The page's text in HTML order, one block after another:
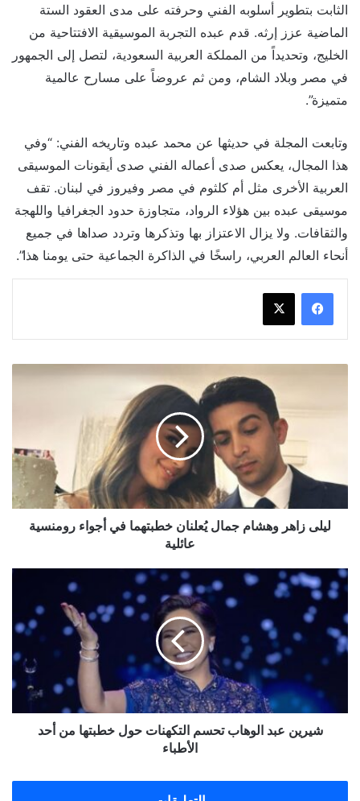
الثابت بتطوير أسلوبه الفني وحرفته على مدى العقود الستة
الماضية عزز إرثه. قدم عبده التجربة الموسيقية الافتتاحية من
الخليج، وتحديداً من المملكة العربية السعودية، لتصل إلى الجمهور
في مصر وبلاد الشام، ومن ثم عروضاً على مسارح عالمية
متميزة”.
وتابعت المجلة في حديثها عن محمد عبده وتاريخه الفني: “وفي
هذا المجال، يعكس صدى أعماله الفني صدى أيقونات الموسيقى
العربية الأخرى مثل أم كلثوم في مصر وفيروز في لبنان. تقف
موسيقى عبده بين هؤلاء الرواد، متجاوزة حدود الجغرافيا واللهجة
والثقافات. ولا يزال الاعتزاز بها وتذكرها وتردد صداها في جميع
أنحاء العالم العربي، راسخًا في الذاكرة الجماعية حتى يومنا هذا”.
أجواء
رومنسية
عائليةليلى زاهر وهشام جمال يُعلنان خطبتهما في أجواء رومنسية
عائلية
شيرين
عبد
الوهاب
تحسم
التكهنات
حول
أحد
الأطباءشيرين عبد الوهاب تحسم التكهنات حول خطبتها من أحد
الأطباء